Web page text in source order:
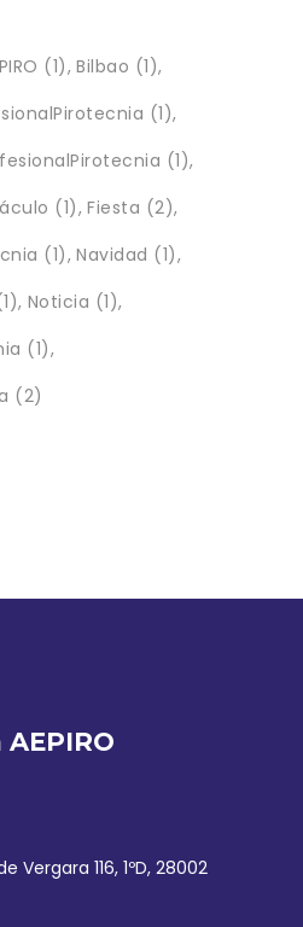
(1) Bilbao (1)
(1)
(1)
(1) Fiesta (2)
(1) Navidad (1)
Noticia (1)
(1)
(2)
Vergara 116, 1ºD, 28002